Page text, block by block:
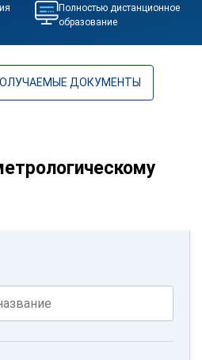
Полностью дистанционное
образование
ДОКУМЕНТЫ